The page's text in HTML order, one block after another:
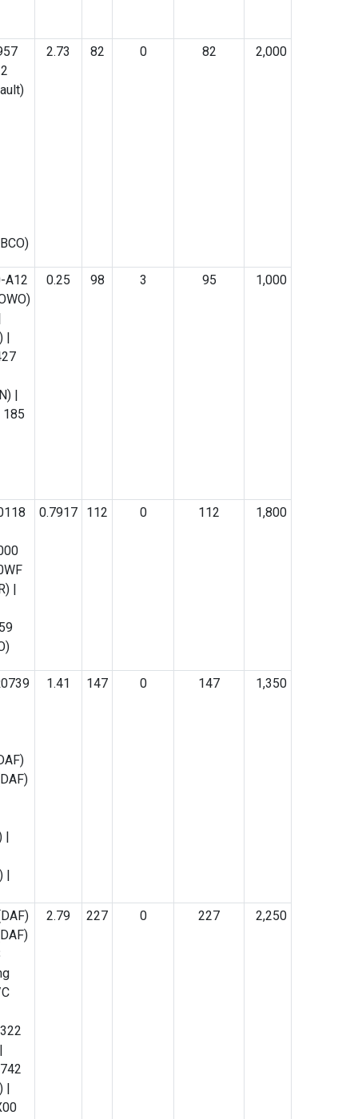
2.73 82 0 82 2,000
A12
|
|
185
0.25 98 3 95 1,000
|
0.7917 112 0 112 1,800
|
|
846
|
|
1.41 147 0 147 1,350
|
2.79 227 0 227 2,250